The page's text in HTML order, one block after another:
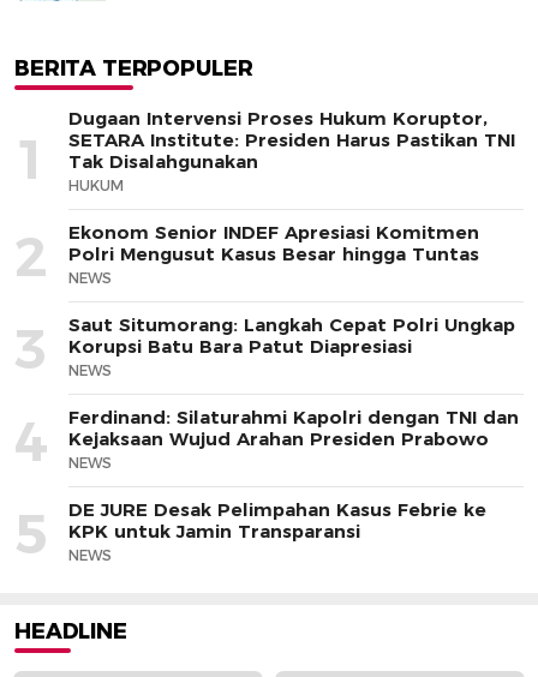
BERITA TERPOPULER
1
Dugaan Intervensi Proses Hukum Koruptor,
SETARA Institute: Presiden Harus Pastikan TNI
Tak Disalahgunakan
HUKUM
2
Ekonom Senior INDEF Apresiasi Komitmen
Polri Mengusut Kasus Besar hingga Tuntas
NEWS
3
Saut Situmorang: Langkah Cepat Polri Ungkap
Korupsi Batu Bara Patut Diapresiasi
NEWS
4
Ferdinand: Silaturahmi Kapolri dengan TNI dan
Kejaksaan Wujud Arahan Presiden Prabowo
NEWS
5
DE JURE Desak Pelimpahan Kasus Febrie ke
KPK untuk Jamin Transparansi
NEWS
HEADLINE